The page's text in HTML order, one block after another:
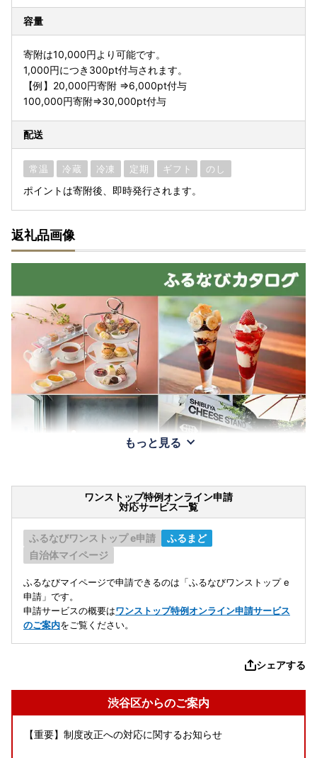
容量
寄附は10,000円より可能です。
1,000円につき300pt付与されます。
【例】20,000円寄附 ⇒6,000pt付与
100,000円寄附⇒30,000pt付与
配送
常温 冷蔵 冷凍 定期 ギフト のし
ポイントは寄附後、即時発行されます。
返礼品画像
もっと見る
ワンストップ特例オンライン申請
対応サービス一覧
ふるなびワンストップ e申請
ふるまど
自治体マイページ
ふるなびマイページで申請できるのは「ふるなびワンストップ e
申請」です。
申請サービスの概要はワンストップ特例オンライン申請サービス
のご案内をご覧ください。
シェアする
渋谷区からのご案内
【重要】制度改正への対応に関するお知らせ